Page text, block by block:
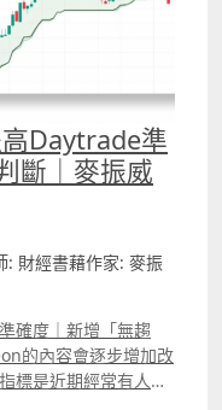
Daytrade準
斷｜麥振威
財經書藉作家: 麥振
確度｜新增「無趨
的內容會逐步增加改
標是近期經常有人問